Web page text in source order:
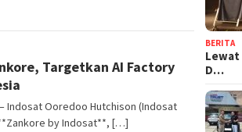
Targetkan AI Factory
Indosat Ooredoo Hutchison (Indosat
by Indosat**, […]
BERITA
Lewat
D…